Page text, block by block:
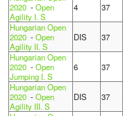
2020-Open
Agility I. S
4 37
Hungarian Open
2020-Open
Agility II. S
DIS 37
Hungarian Open
2020-Open
Jumping I. S
6 37
Hungarian Open
2020-Open
Agility III. S
DIS 37